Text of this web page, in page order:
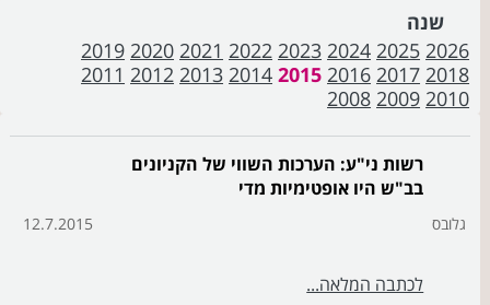
שנה
2026
2025
2024
2023
2022
2021
2020
2019
2018
2017
2016
2015
2014
2013
2012
2011
2010
2009
2008
גלובס
רשות ני"ע: הערכות השווי של הקניונים
בב"ש היו אופטימיות מדי
לכתבה המלאה...
12.7.2015